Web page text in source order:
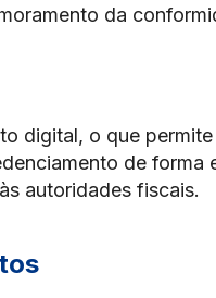
da
digital, o que
de forma
autoridades fiscais.